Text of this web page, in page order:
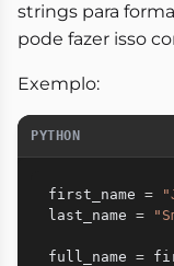
strings para
pode fazer isso
Exemplo:
PYTHON
first_name =
last_name =
full_name =